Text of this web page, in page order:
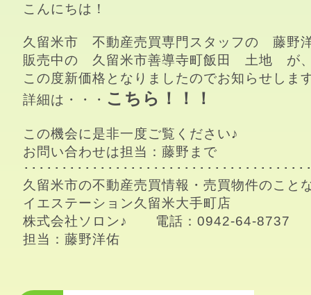
こんにちは！
久留米市　不動産売買専門スタッフの　藤野
販売中の　久留米市善導寺町飯田　土地　が
この度新価格となりましたのでお知らせしま
詳細は・・・ こちら ！！！
この機会に是非一度ご覧ください♪
お問い合わせは担当：藤野まで
･････････････････････････････････････
久留米市の不動産売買情報・売買物件のこと
イエステーション久留米大手町店
株式会社ソロン♪　　電話：0942-64-8737
担当：藤野洋佑